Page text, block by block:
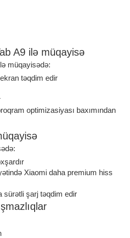
A9 ilə müqayisə
müqayisədə:
təqdim edir
optimizasiyası baxımından
Xiaomi daha premium hiss
sürətli şarj təqdim edir